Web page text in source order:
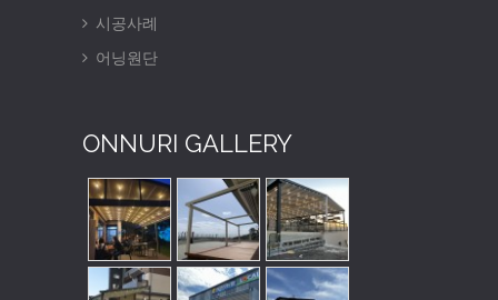
시공사례
어닝원단
ONNURI GALLERY